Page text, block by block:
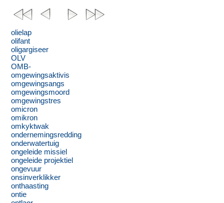
olielap
olifant
oligargiseer
OLV
OMB-
omgewingsaktivis
omgewingsangs
omgewingsmoord
omgewingstres
omicron
omikron
omkyktwak
ondernemingsredding
onderwatertuig
ongeleide missiel
ongeleide projektiel
ongevuur
onsinverklikker
onthaasting
ontie